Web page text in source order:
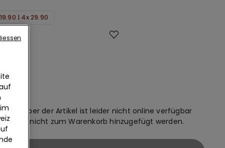
| 4x 29.90
aber der Artikel ist leider nicht online verfügbar
daher nicht zum Warenkorb hinzugefügt werden.